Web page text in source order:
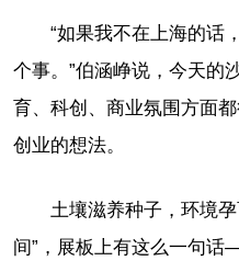
“如果我不在上海的话
个事。”伯涵峥说，今天的
育、科创、商业氛围方面
创业的想法。
土壤滋养种子，环境
间”，展板上有这么一句